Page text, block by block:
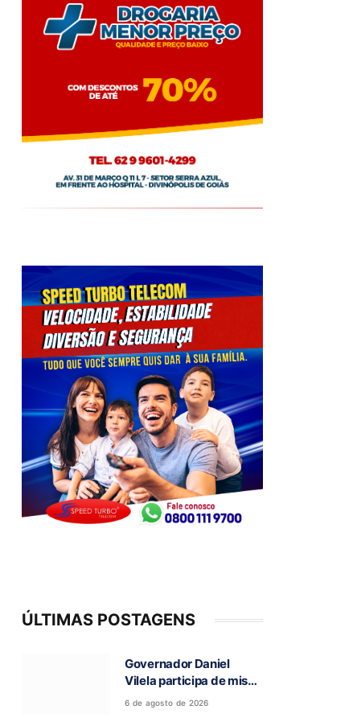
ÚLTIMAS POSTAGENS
Governador Daniel
Vilela participa de missa
e visita caverna durante
6 de agosto de 2026